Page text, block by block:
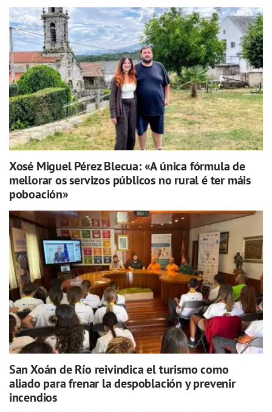
Xosé Miguel Pérez Blecua: «A única fórmula de
mellorar os servizos públicos no rural é ter máis
poboación»
San Xoán de Río reivindica el turismo como
aliado para frenar la despoblación y prevenir
incendios